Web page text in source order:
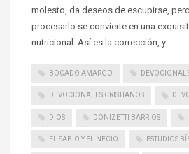
molesto, da deseos de escupirse,
procesarlo se convierte en una
nutricional. Así es la corrección, y
BOCADO AMARGO
DEVOCIONALES CRISTIANOS
DIOS DONIZETTI BARRIOS
EL SABIO Y EL NECIO ESTUDIOS